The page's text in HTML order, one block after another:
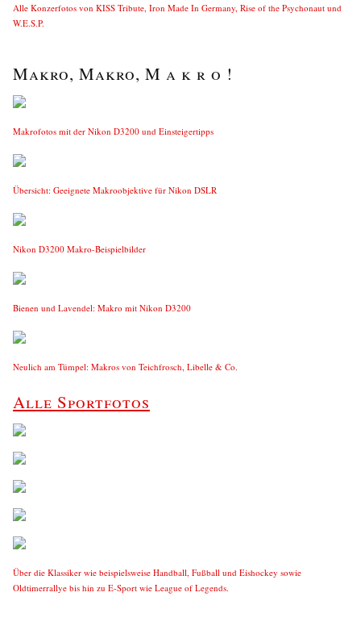
Alle Konzerfotos von KISS Tribute, Iron Made In Germany, Rise of the Psychonaut und
W.E.S.P.
Makro, Makro, M a k r o !
Makrofotos mit der Nikon D3200 und Einsteigertipps
Übersicht: Geeignete Makroobjektive für Nikon DSLR
Nikon D3200 Makro-Beispielbilder
Bienen und Lavendel: Makro mit Nikon D3200
Neulich am Tümpel: Makros von Teichfrosch, Libelle & Co.
Alle Sportfotos
Über die Klassiker wie beispielsweise Handball, Fußball und Eishockey sowie
Oldtimerrallye bis hin zu E-Sport wie League of Legends.